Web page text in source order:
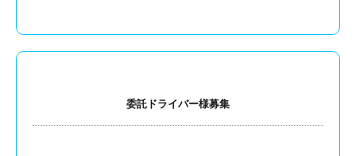
委託ドライバー様募集